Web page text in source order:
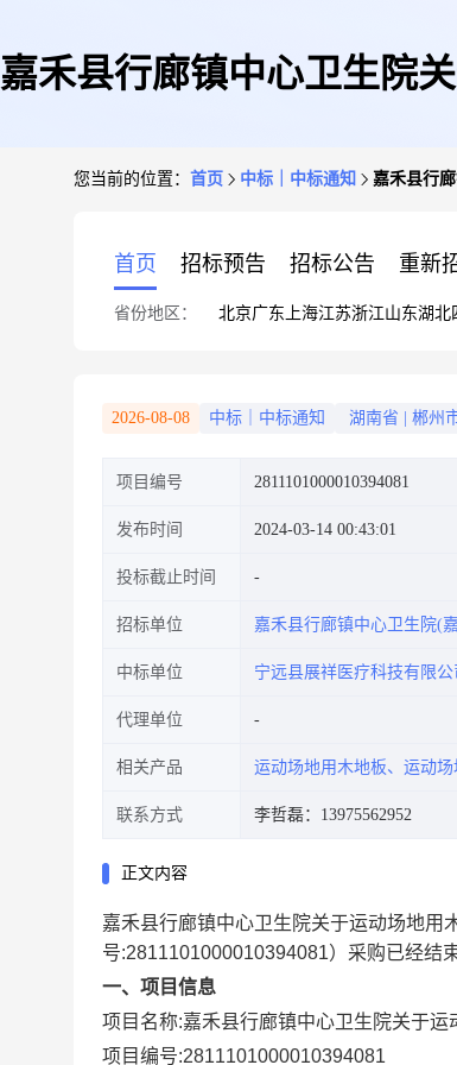
嘉禾县行廊镇中心卫生院
您当前的位置： 首页 中标｜中标通知 嘉禾县行
首页 招标预告 招标公告 重新
省份地区： 北京广东 上海江苏浙江山东湖北
2026-08-08 中标｜中标通知 湖南省 郴州
项目编号 2811101000010394081
发布时间 2024-03-14 00:43:01
投标截止时间
招标单位 嘉禾县行廊镇中心卫生院(
中标单位 宁远县展祥医疗科技有限公
代理单位
相关产品 运动场地用木地板、运动
联系方式 李哲磊：13975562952
正文内容
嘉禾县行廊镇中心卫生院关于运动场地用
号:2811101000010394081）采购已经结
一、项目信息
项目名称:嘉禾县行廊镇中心卫生院关于
项目编号:2811101000010394081